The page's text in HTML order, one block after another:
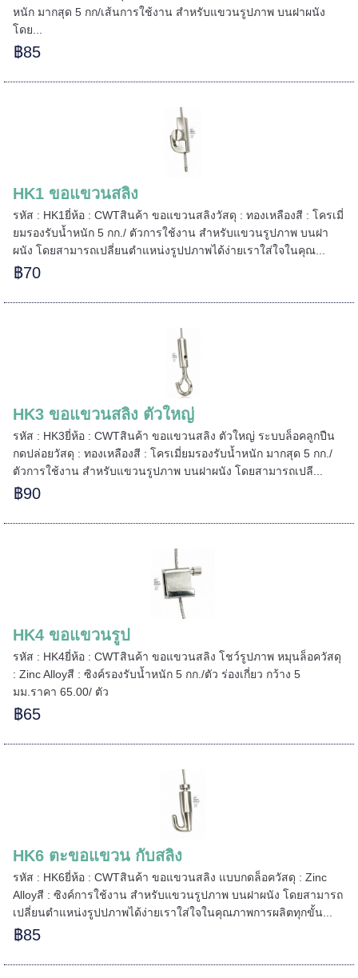
หนัก มากสุด 5 กก/เส้นการใช้งาน สำหรับแขวนรูปภาพ บนฝาผนัง
โดย...
฿85
HK1 ขอแขวนสลิง
รหัส : HK1ยี่ห้อ : CWTสินค้า ขอแขวนสลิงวัสดุ : ทองเหลืองสี : โครเมี่
ยมรองรับน้ำหนัก 5 กก./ ตัวการใช้งาน สำหรับแขวนรูปภาพ บนฝา
ผนัง โดยสามารถเปลี่ยนตำแหน่งรูปปภาพได้ง่ายเราใส่ใจในคุณ...
฿70
HK3 ขอแขวนสลิง ตัวใหญ่
รหัส : HK3ยี่ห้อ : CWTสินค้า ขอแขวนสลิง ตัวใหญ่ ระบบล็อคลูกปืน
กดปล่อยวัสดุ : ทองเหลืองสี : โครเมี่ยมรองรับน้ำหนัก มากสุด 5 กก./
ตัวการใช้งาน สำหรับแขวนรูปภาพ บนฝาผนัง โดยสามารถเปลี...
฿90
HK4 ขอแขวนรูป
รหัส : HK4ยี่ห้อ : CWTสินค้า ขอแขวนสลิง โชว์รูปภาพ หมุนล็อควัสดุ
: Zinc Alloyสี : ซิงค์รองรับน้ำหนัก 5 กก./ตัว ร่องเกี่ยว กว้าง 5
มม.ราคา 65.00/ ตัว
฿65
HK6 ตะขอแขวน กับสลิง
รหัส : HK6ยี่ห้อ : CWTสินค้า ขอแขวนสลิง แบบกดล็อควัสดุ : Zinc
Alloyสี : ซิงค์การใช้งาน สำหรับแขวนรูปภาพ บนฝาผนัง โดยสามารถ
เปลี่ยนตำแหน่งรูปปภาพได้ง่ายเราใส่ใจในคุณภาพการผลิตทุกขั้น...
฿85